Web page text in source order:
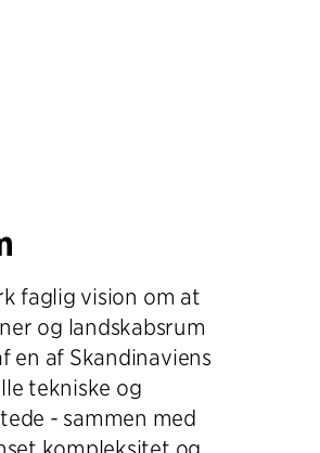
faglig vision om at
og landskabsrum
en af Skandinaviens
tekniske og
- sammen med